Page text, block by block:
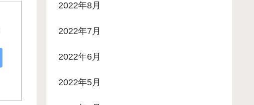
2022年8月
2022年7月
2022年6月
2022年5月